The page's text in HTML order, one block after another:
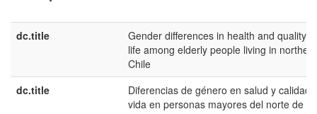
dc.title
Gender differences in health and quality of
life among elderly people living in northern
Chile
dc.title
Diferencias de género en salud y calidad
vida en personas mayores del norte de